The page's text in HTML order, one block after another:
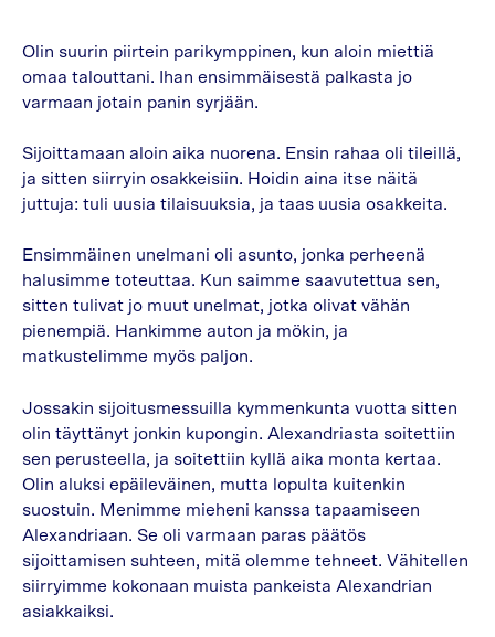
Olin suurin piirtein parikymppinen, kun aloin miettiä
omaa talouttani. Ihan ensimmäisestä palkasta jo
varmaan jotain panin syrjään.
Sijoittamaan aloin aika nuorena. Ensin rahaa oli tileillä,
ja sitten siirryin osakkeisiin. Hoidin aina itse näitä
juttuja: tuli uusia tilaisuuksia, ja taas uusia osakkeita.
Ensimmäinen unelmani oli asunto, jonka perheenä
halusimme toteuttaa. Kun saimme saavutettua sen,
sitten tulivat jo muut unelmat, jotka olivat vähän
pienempiä. Hankimme auton ja mökin, ja
matkustelimme myös paljon.
Jossakin sijoitusmessuilla kymmenkunta vuotta sitten
olin täyttänyt jonkin kupongin. Alexandriasta soitettiin
sen perusteella, ja soitettiin kyllä aika monta kertaa.
Olin aluksi epäileväinen, mutta lopulta kuitenkin
suostuin. Menimme mieheni kanssa tapaamiseen
Alexandriaan. Se oli varmaan paras päätös
sijoittamisen suhteen, mitä olemme tehneet. Vähitellen
siirryimme kokonaan muista pankeista Alexandrian
asiakkaiksi.